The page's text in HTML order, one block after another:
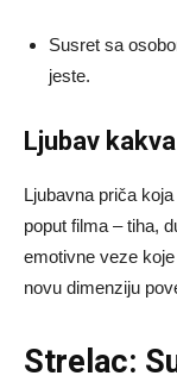
Susret sa
jeste.
Ljubav
Ljubavna priča
poput filma – tiha,
emotivne veze
novu dimenziju
Strelac: